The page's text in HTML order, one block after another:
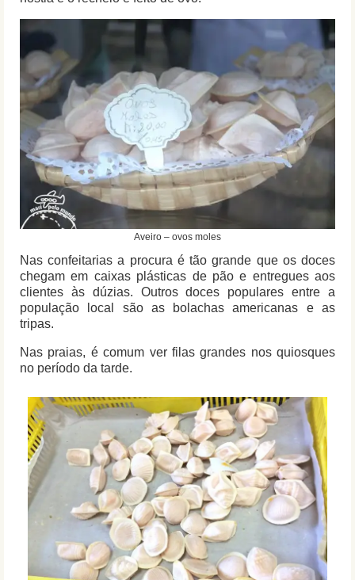
Aveiro – ovos moles
Nas confeitarias a procura é tão grande que os doces
chegam em caixas plásticas de pão e entregues aos
clientes às dúzias. Outros doces populares entre a
população local são as bolachas americanas e as
tripas.
Nas praias, é comum ver filas grandes nos quiosques
no período da tarde.